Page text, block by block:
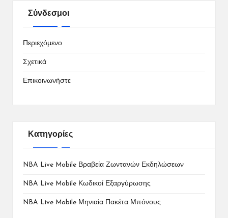
Σύνδεσμοι
Περιεχόμενο
Σχετικά
Επικοινωνήστε
Κατηγορίες
NBA Live Mobile Βραβεία Ζωντανών Εκδηλώσεων
NBA Live Mobile Κωδικοί Εξαργύρωσης
NBA Live Mobile Μηνιαία Πακέτα Μπόνους